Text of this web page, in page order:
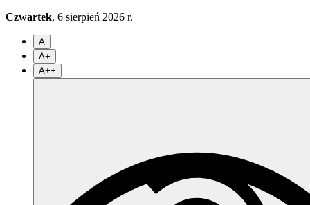
Czwartek, 6 sierpień 2026 r.
A
A+
A++